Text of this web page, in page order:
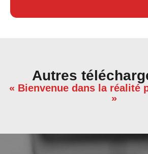
Autres
« Bienvenue dans la réalité
»